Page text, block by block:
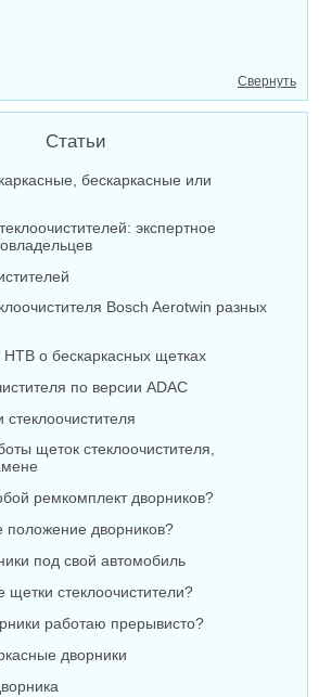
Свернуть
Статьи
бескаркасные или
экспертное
Bosch Aerotwin разных
НТВ о бескаркасных щетках
по версии ADAC
щеток стеклоочистителя,
ремкомплект дворников?
положение дворников?
под свой автомобиль
щетки стеклоочистители?
работаю прерывисто?
дворники